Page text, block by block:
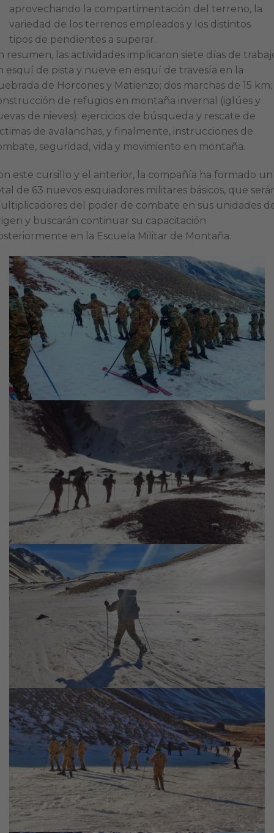
aprovechando la compartimentación del terreno, la
variedad de los terrenos empleados y los distintos
tipos de pendientes a superar.
resumen, las actividades implicaron siete días de
esquí de pista y nueve en esquí de travesía en la
de Horcones y Matienzo; dos marchas de 15 km;
de refugios en montaña invernal (iglúes y
de nieves); ejercicios de búsqueda y rescate de
de avalanchas, y finalmente, instrucciones de
seguridad, vida y movimiento en montaña.
este cursillo y el anterior, la compañía ha formado un
de 63 nuevos esquiadores militares básicos, que
del poder de combate en sus unidades
y buscarán continuar su capacitación
en la Escuela Militar de Montaña.